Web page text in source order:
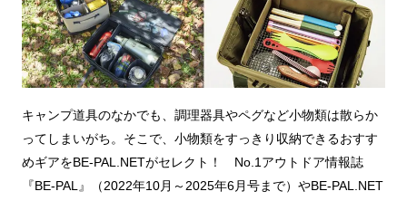
キャンプ道具のなかでも、調理器具やペグなど小物類は散らか
ってしまいがち。そこで、小物類をすっきり収納できるおすす
めギアをBE-PAL.NETがセレクト！ No.1アウトドア情報誌
『BE-PAL』（2022年10月～2025年6月号まで）やBE-PAL.NET